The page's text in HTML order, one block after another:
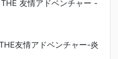
友情アドベンチャー -
友情アドベンチャー-炎